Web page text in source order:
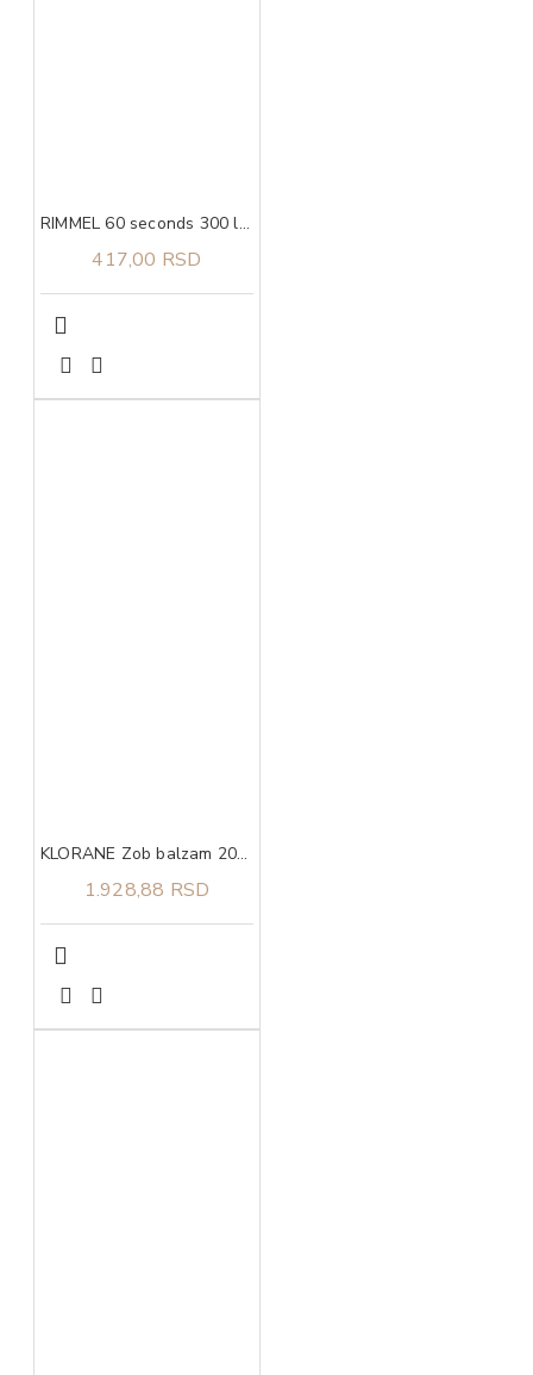
RIMMEL 60 seconds 300 lak za nokte
417,00 RSD
KLORANE Zob balzam 200ml
1.928,88 RSD